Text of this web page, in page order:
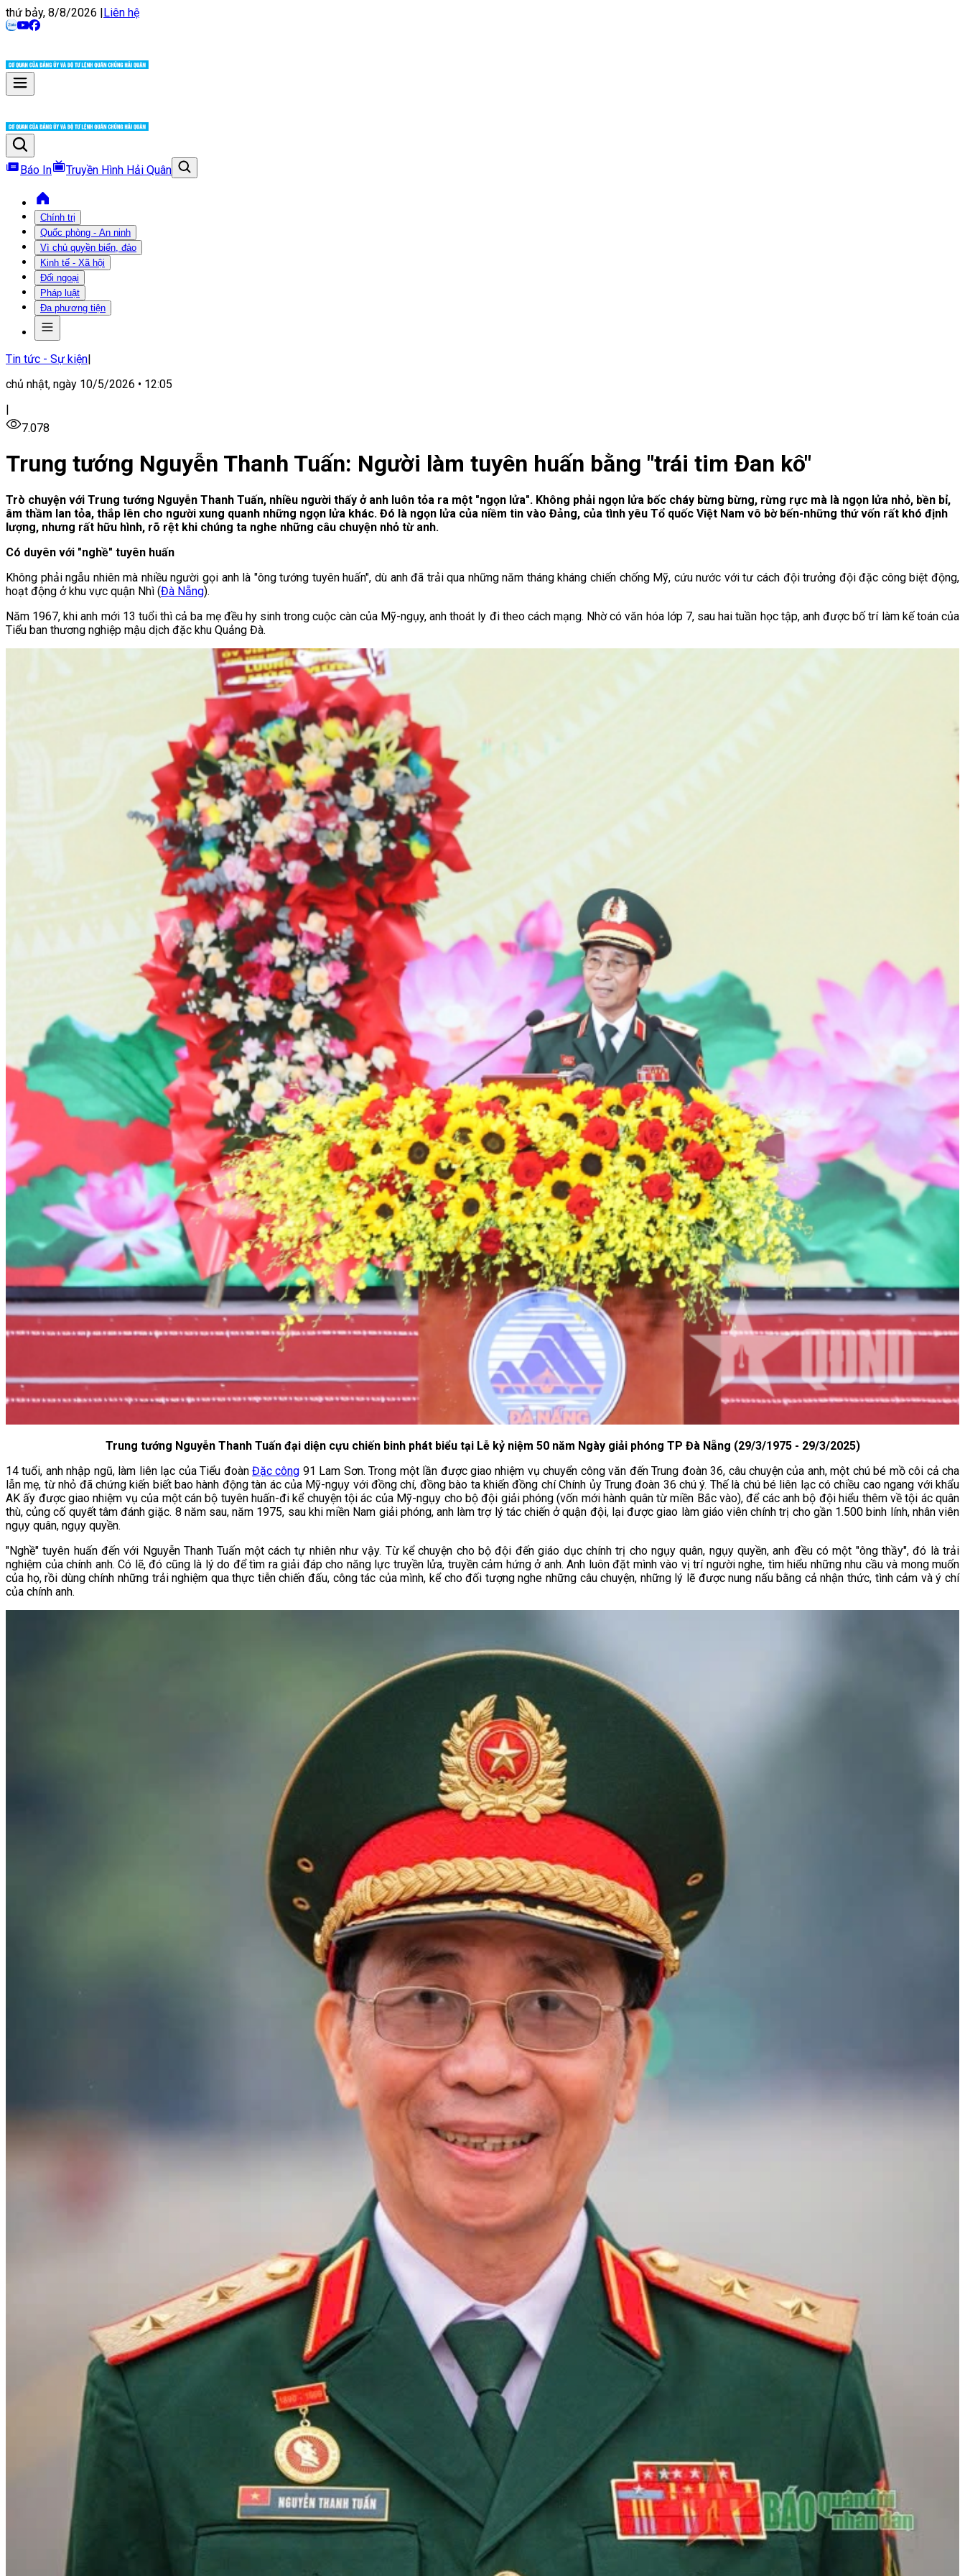
thứ bảy, 8/8/2026 |Liên hệ
Báo In Truyền Hình Hải Quân
Chính trị
Quốc phòng - An ninh
Vì chủ quyền biển, đảo
Kinh tế - Xã hội
Đối ngoại
Pháp luật
Đa phương tiện
Tin tức - Sự kiện|
chủ nhật, ngày 10/5/2026 • 12:05
|
7.078
Trung tướng Nguyễn Thanh Tuấn: Người làm tuyên huấn bằng "trái tim Đan kô"
Trò chuyện với Trung tướng Nguyễn Thanh Tuấn, nhiều người thấy ở anh luôn tỏa ra một "ngọn lửa". Không phải ngọn lửa bốc cháy bừng bừng, rừng rực mà là ngọn lửa nhỏ, bền bỉ,
âm thầm lan tỏa, thắp lên cho người xung quanh những ngọn lửa khác. Đó là ngọn lửa của niềm tin vào Đảng, của tình yêu Tổ quốc Việt Nam vô bờ bến-những thứ vốn rất khó định
lượng, nhưng rất hữu hình, rõ rệt khi chúng ta nghe những câu chuyện nhỏ từ anh.
Có duyên với "nghề" tuyên huấn
Không phải ngẫu nhiên mà nhiều người gọi anh là "ông tướng tuyên huấn", dù anh đã trải qua những năm tháng kháng chiến chống Mỹ, cứu nước với tư cách đội trưởng đội đặc công biệt động,
hoạt động ở khu vực quận Nhì (Đà Nẵng).
Năm 1967, khi anh mới 13 tuổi thì cả ba mẹ đều hy sinh trong cuộc càn của Mỹ-ngụy, anh thoát ly đi theo cách mạng. Nhờ có văn hóa lớp 7, sau hai tuần học tập, anh được bố trí làm kế toán của
Tiểu ban thương nghiệp mậu dịch đặc khu Quảng Đà.
Trung tướng Nguyễn Thanh Tuấn đại diện cựu chiến binh phát biểu tại Lễ kỷ niệm 50 năm Ngày giải phóng TP Đà Nẵng (29/3/1975 - 29/3/2025)
14 tuổi, anh nhập ngũ, làm liên lạc của Tiểu đoàn Đặc công 91 Lam Sơn. Trong một lần được giao nhiệm vụ chuyển công văn đến Trung đoàn 36, câu chuyện của anh, một chú bé mồ côi cả cha
lẫn mẹ, từ nhỏ đã chứng kiến biết bao hành động tàn ác của Mỹ-ngụy với đồng chí, đồng bào ta khiến đồng chí Chính ủy Trung đoàn 36 chú ý. Thế là chú bé liên lạc có chiều cao ngang với khẩu
AK ấy được giao nhiệm vụ của một cán bộ tuyên huấn-đi kể chuyện tội ác của Mỹ-ngụy cho bộ đội giải phóng (vốn mới hành quân từ miền Bắc vào), để các anh bộ đội hiểu thêm về tội ác quân
thù, củng cố quyết tâm đánh giặc. 8 năm sau, năm 1975, sau khi miền Nam giải phóng, anh làm trợ lý tác chiến ở quận đội, lại được giao làm giáo viên chính trị cho gần 1.500 binh lính, nhân viên
ngụy quân, ngụy quyền.
"Nghề" tuyên huấn đến với Nguyễn Thanh Tuấn một cách tự nhiên như vậy. Từ kể chuyện cho bộ đội đến giáo dục chính trị cho ngụy quân, ngụy quyền, anh đều có một "ông thầy", đó là trải
nghiệm của chính anh. Có lẽ, đó cũng là lý do để tìm ra giải đáp cho năng lực truyền lửa, truyền cảm hứng ở anh. Anh luôn đặt mình vào vị trí người nghe, tìm hiểu những nhu cầu và mong muốn
của họ, rồi dùng chính những trải nghiệm qua thực tiễn chiến đấu, công tác của mình, kể cho đối tượng nghe những câu chuyện, những lý lẽ được nung nấu bằng cả nhận thức, tình cảm và ý chí
của chính anh.